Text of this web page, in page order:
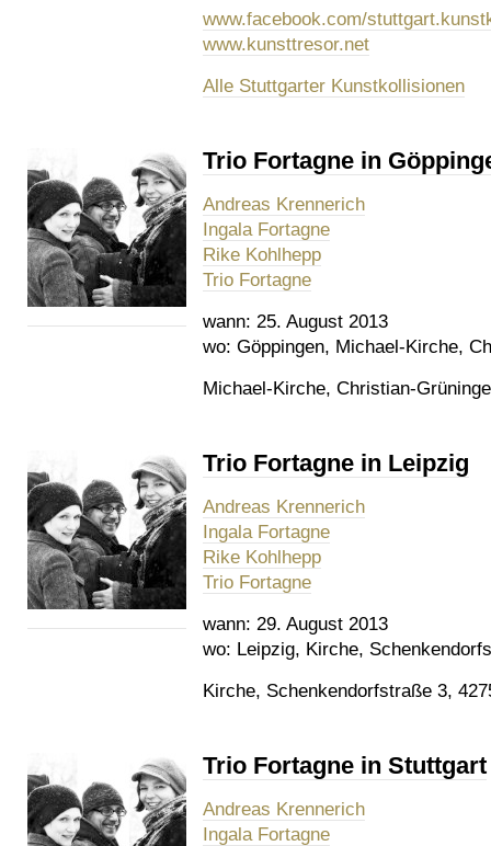
www.facebook.com/
www.kunsttresor.net
Alle Stuttgarter Kunstkollisionen
Trio Fortagne in
Andreas Krennerich
Ingala Fortagne
Rike Kohlhepp
Trio Fortagne
wann: 25. August 2013
wo: Göppingen, Michael-Kirche,
Michael-Kirche, Christian-
Trio Fortagne in Leipzig
Andreas Krennerich
Ingala Fortagne
Rike Kohlhepp
Trio Fortagne
wann: 29. August 2013
wo: Leipzig, Kirche,
Kirche, Schenkendorfstraße 3,
Trio Fortagne in Stuttgart
Andreas Krennerich
Ingala Fortagne